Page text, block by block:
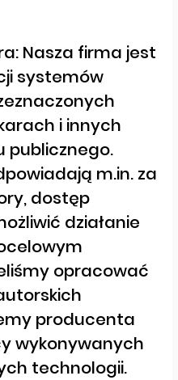
Nasza firma jest
systemów
i innych
publicznego.
m.in. za
dostęp
działanie
opracować
producenta
wykonywanych
technologii.